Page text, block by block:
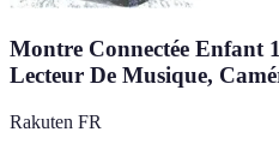
Montre Connectée Enfant
Lecteur De Musique,
Rakuten FR